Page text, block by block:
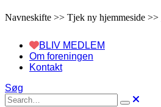
Navneskifte >> Tjek ny hjemmeside >>
BLIV MEDLEM
Om foreningen
Kontakt
Søg